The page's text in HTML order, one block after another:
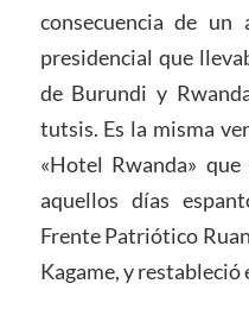
consecuencia de
presidencial que
de Burundi y
tutsis. Es la misma
«Hotel Rwanda»
aquellos días
Frente Patriótico
Kagame, y restableció